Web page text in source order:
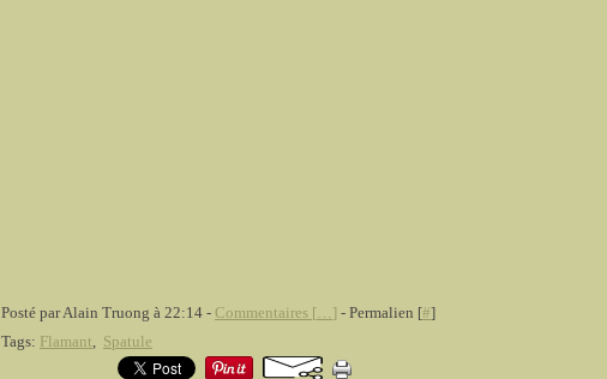
Posté par Alain Truong à 22:14 - Commentaires [… ] - Permalien [#]
Tags: Flamant, Spatule